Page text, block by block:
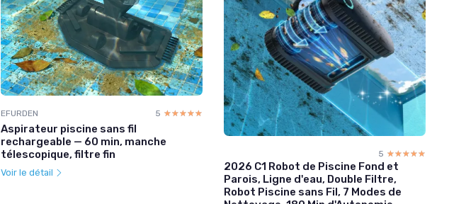
EFURDEN 5 ☆☆☆☆☆
★★★★★
Aspirateur piscine sans fil
rechargeable — 60 min, manche
télescopique, filtre fin
Voir le détail
5 ☆☆☆☆☆
★★★★★
2026 C1 Robot de Piscine Fond et
Parois, Ligne d'eau, Double Filtre,
Robot Piscine sans Fil, 7 Modes de